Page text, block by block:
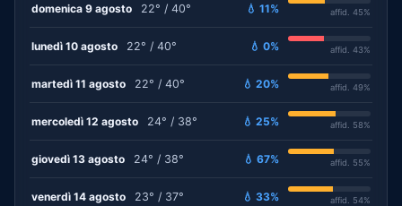
domenica 9 agosto 22° / 40° 💧 11% affid. 45%
lunedì 10 agosto 22° / 40° 💧 0% affid. 43%
martedì 11 agosto 22° / 40° 💧 20% affid. 49%
mercoledì 12 agosto 24° / 38° 💧 25% affid. 58%
giovedì 13 agosto 24° / 38° 💧 67% affid. 55%
venerdì 14 agosto 23° / 37° 💧 33% affid. 54%